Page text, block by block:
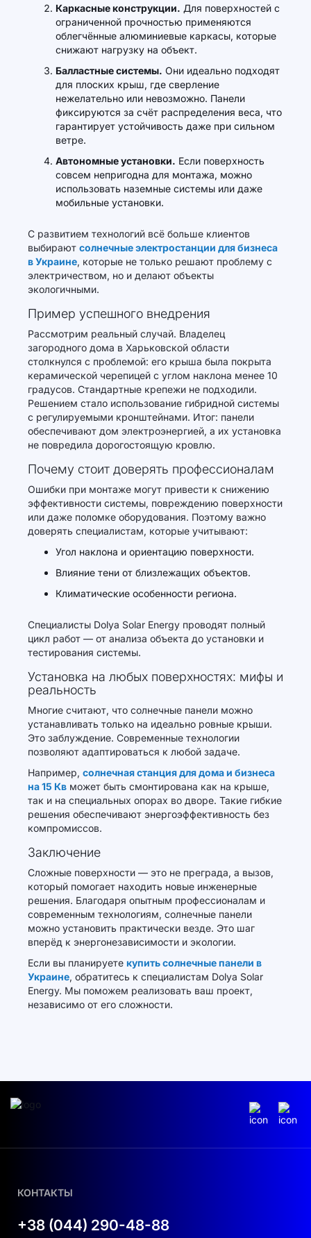
Каркасные конструкции. Для поверхностей с
ограниченной прочностью применяются
облегчённые алюминиевые каркасы, которые
снижают нагрузку на объект.
Балластные системы. Они идеально подходят
для плоских крыш, где сверление
нежелательно или невозможно. Панели
фиксируются за счёт распределения веса, что
гарантирует устойчивость даже при сильном
ветре.
Автономные установки. Если поверхность
совсем непригодна для монтажа, можно
использовать наземные системы или даже
мобильные установки.
С развитием технологий всё больше клиентов
выбирают солнечные электростанции для бизнеса
в Украине, которые не только решают проблему с
электричеством, но и делают объекты
экологичными.
Пример успешного внедрения
Рассмотрим реальный случай. Владелец
загородного дома в Харьковской области
столкнулся с проблемой: его крыша была покрыта
керамической черепицей с углом наклона менее 10
градусов. Стандартные крепежи не подходили.
Решением стало использование гибридной системы
с регулируемыми кронштейнами. Итог: панели
обеспечивают дом электроэнергией, а их установка
не повредила дорогостоящую кровлю.
Почему стоит доверять профессионалам
Ошибки при монтаже могут привести к снижению
эффективности системы, повреждению поверхности
или даже поломке оборудования. Поэтому важно
доверять специалистам, которые учитывают:
Угол наклона и ориентацию поверхности.
Влияние тени от близлежащих объектов.
Климатические особенности региона.
Специалисты Dolya Solar Energy проводят полный
цикл работ — от анализа объекта до установки и
тестирования системы.
Установка на любых поверхностях: мифы и
реальность
Многие считают, что солнечные панели можно
устанавливать только на идеально ровные крыши.
Это заблуждение. Современные технологии
позволяют адаптироваться к любой задаче.
Например, солнечная станция для дома и бизнеса
на 15 Кв может быть смонтирована как на крыше,
так и на специальных опорах во дворе. Такие гибкие
решения обеспечивают энергоэффективность без
компромиссов.
Заключение
Сложные поверхности — это не преграда, а вызов,
который помогает находить новые инженерные
решения. Благодаря опытным профессионалам и
современным технологиям, солнечные панели
можно установить практически везде. Это шаг
вперёд к энергонезависимости и экологии.
Если вы планируете купить солнечные панели в
Украине, обратитесь к специалистам Dolya Solar
Energy. Мы поможем реализовать ваш проект,
независимо от его сложности.
КОНТАКТЫ
+38 (044) 290-48-88